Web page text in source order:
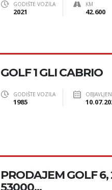
GODIŠTE VOZILA
2021
KM
42.600
GOLF 1 GLI CABRIO
GODIŠTE VOZILA
1985
OBJAVLJEN
PRODAJEM GOLF 6,
53000...